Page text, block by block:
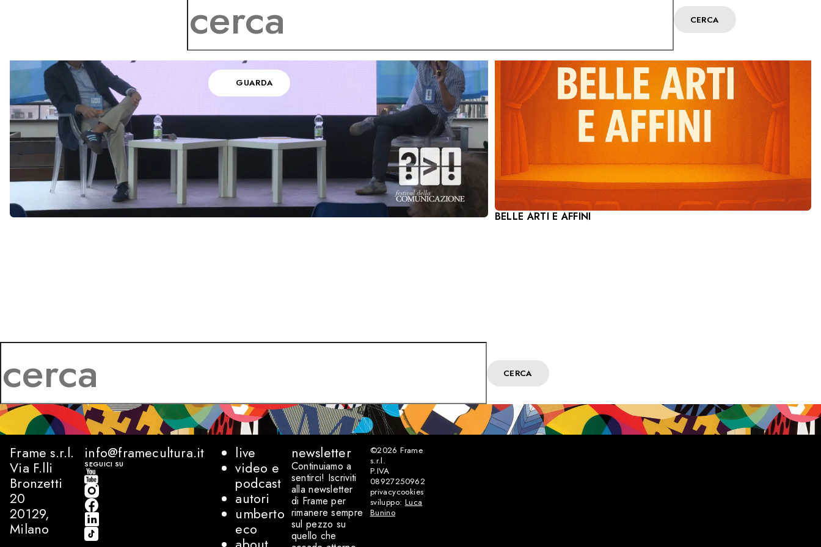
CERCA
GUARDA
BELLE ARTI E AFFINI
CERCA
Frame s.r.l.
Via F.lli
Bronzetti
20
20129,
Milano
info@framecultura.it
SEGUICI SU
live
video e
podcast
autori
umberto
eco
newsletter
Continuiamo a
sentirci! Iscriviti
alla newsletter
di Frame per
rimanere sempre
sul pezzo su
quello che
©2026Frame
s.r.l.
P.IVA
08927250962
privacycookies
sviluppo: Luca
Bunino